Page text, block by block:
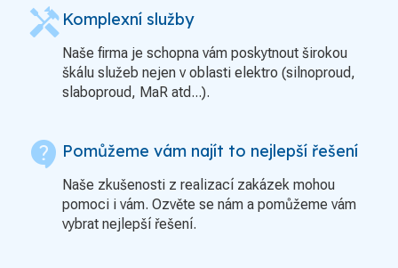
handyman Komplexní služby
Naše firma je schopna vám poskytnout širokou
škálu služeb nejen v oblasti elektro (silnoproud,
slaboproud, MaR atd...).
contact_support Pomůžeme vám najít to nejlepší řešení
Naše zkušenosti z realizací zakázek mohou
pomoci i vám. Ozvěte se nám a pomůžeme vám
vybrat nejlepší řešení.